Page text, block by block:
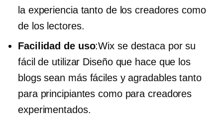
la experiencia tanto de los creadores como
de los lectores.
Facilidad de uso:Wix se destaca por su
fácil de utilizar Diseño que hace que los
blogs sean más fáciles y agradables tanto
para principiantes como para creadores
experimentados.